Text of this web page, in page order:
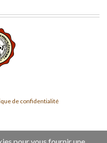
de confidentialité